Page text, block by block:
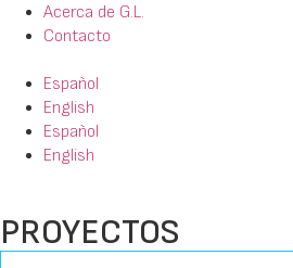
Acerca de G.L.
Contacto
Español
English
Español
English
PROYECTOS